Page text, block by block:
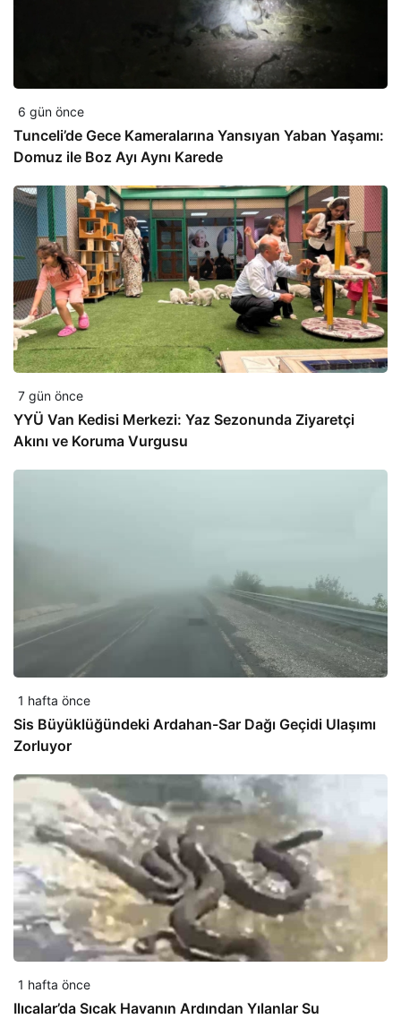
6 gün önce
Tunceli’de Gece Kameralarına Yansıyan Yaban Yaşamı:
Domuz ile Boz Ayı Aynı Karede
7 gün önce
YYÜ Van Kedisi Merkezi: Yaz Sezonunda Ziyaretçi
Akını ve Koruma Vurgusu
1 hafta önce
Sis Büyüklüğündeki Ardahan-Sar Dağı Geçidi Ulaşımı
Zorluyor
1 hafta önce
Ilıcalar’da Sıcak Havanın Ardından Yılanlar Su